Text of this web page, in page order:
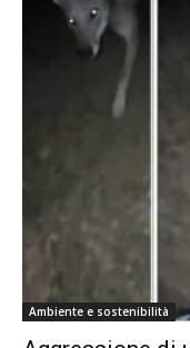
Ambiente e sostenibilità